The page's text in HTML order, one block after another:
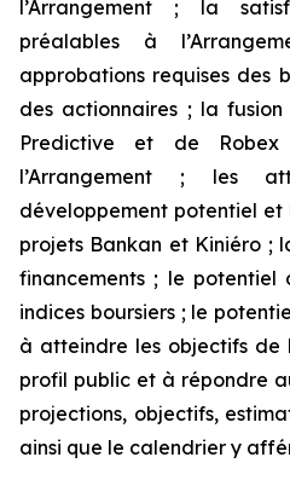
l’Arrangement ; la
préalables à
approbations requises des
des actionnaires ; la
Predictive et de
l’Arrangement ; les
développement potentiel et
projets Bankan et Kiniéro ;
financements ; le potentiel
indices boursiers ; le
à atteindre les objectifs de
profil public et à répondre
projections, objectifs,
ainsi que le calendrier y